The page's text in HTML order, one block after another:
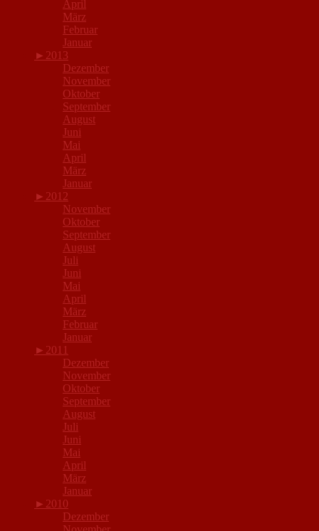
April
März
Februar
Januar
► 2013
Dezember
November
Oktober
September
August
Juni
Mai
April
März
Januar
► 2012
November
Oktober
September
August
Juli
Juni
Mai
April
März
Februar
Januar
► 2011
Dezember
November
Oktober
September
August
Juli
Juni
Mai
April
März
Januar
► 2010
Dezember